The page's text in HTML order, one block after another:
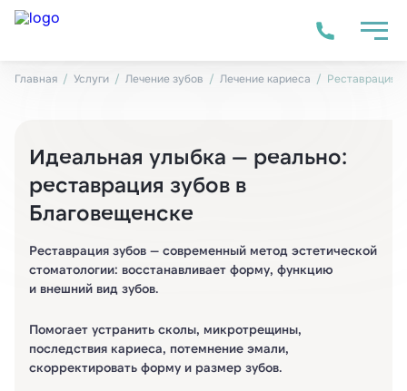
Способы оплаты
Нормативные документы
Главная Услуги Лечение зубов Лечение кариеса Реставрация
Идеальная улыбка — реально:
реставрация зубов в
Благовещенске
Реставрация зубов — современный метод эстетической
стоматологии: восстанавливает форму, функцию
и внешний вид зубов.
Помогает устранить сколы, микротрещины,
последствия кариеса, потемнение эмали,
скорректировать форму и размер зубов.